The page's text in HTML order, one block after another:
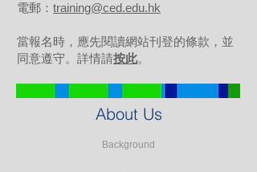
電郵： training@ced.edu.hk
當報名時，應先閱讀網站刊登的條款，並
同意遵守。詳情請按此。
About Us
Background